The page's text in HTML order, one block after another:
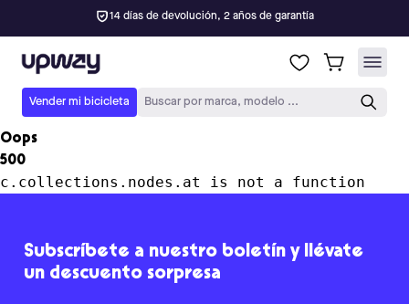
14 días de devolución, 2 años de garantía
Upway
Vender mi bicicleta Buscar por marca, modelo ...
Oops
500
c.collections.nodes.at is not a function
Subscríbete a nuestro boletín y llévate
un descuento sorpresa